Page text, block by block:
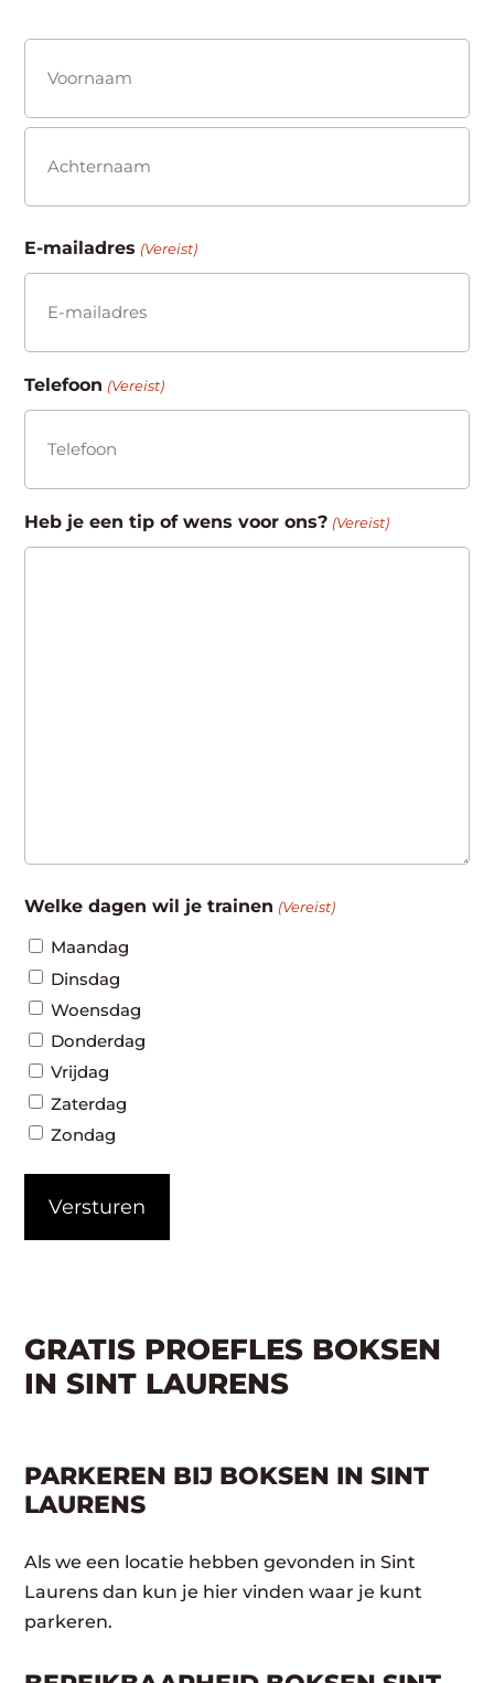
(Vereist)
Voornaam
E-mailadres (Vereist)
Telefoon (Vereist)
Heb je een tip of wens voor ons? (Vereist)
Welke dagen wil je trainen (Vereist)
Maandag
Dinsdag
Woensdag
Donderdag
Vrijdag
Zaterdag
Zondag
GRATIS PROEFLES BOKSEN
IN SINT LAURENS
PARKEREN BIJ BOKSEN IN SINT
LAURENS
Als we een locatie hebben gevonden in Sint
Laurens dan kun je hier vinden waar je kunt
parkeren.